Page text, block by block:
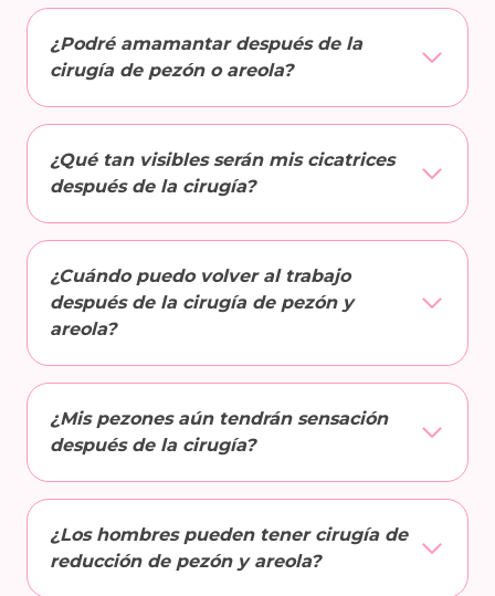
¿Podré amamantar después de la
cirugía de pezón o areola?
¿Qué tan visibles serán mis cicatrices
después de la cirugía?
¿Cuándo puedo volver al trabajo
después de la cirugía de pezón y
areola?
¿Mis pezones aún tendrán sensación
después de la cirugía?
¿Los hombres pueden tener cirugía de
reducción de pezón y areola?